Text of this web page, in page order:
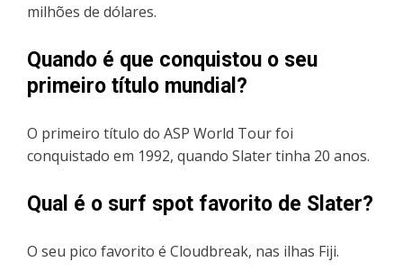
milhões de dólares.
Quando é que conquistou o seu
primeiro título mundial?
O primeiro título do ASP World Tour foi
conquistado em 1992, quando Slater tinha 20 anos.
Qual é o surf spot favorito de Slater?
O seu pico favorito é Cloudbreak, nas ilhas Fiji.